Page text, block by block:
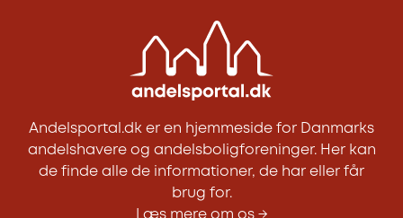
Andelsportal.dk er en hjemmeside for Danmarks
andelshavere og andelsboligforeninger. Her kan
de finde alle de informationer, de har eller får
brug for.
Læs mere om os →